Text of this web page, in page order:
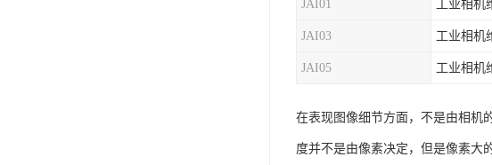
JAI01 工业相机
JAI03 工业相机
JAI05 工业相机
在表现图像细节方面，不是由相机
度并不是由像素决定，但是像素大